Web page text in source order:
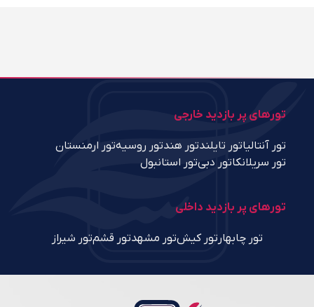
تورهای پر بازدید خارجی
تور آنتالیاتور تایلندتور هندتور روسیهتور ارمنستان
تور سریلانکاتور دبیتور استانبول
تورهای پر بازدید داخلی
تور چابهار تور کیشتور مشهدتور قشمتور شیراز